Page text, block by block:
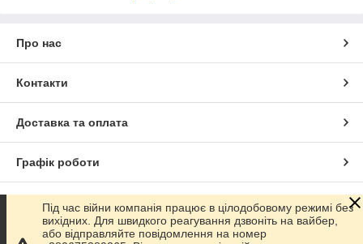
Про нас
Контакти
Доставка та оплата
Графік роботи
Повна версія сайту
Під час війни компанія працює в цілодобовому режимі без
вихідних. Для швидкого реагування дзвоніть на вайбер,
або відправляйте повідомлення на номер